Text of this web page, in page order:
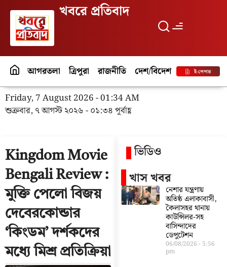
খবরে প্রতিবাদ
আগরতলা ত্রিপুরা রাজনীতি দেশ/বিদেশ পর্যটনই-পেপার
Friday, 7 August 2026 - 01:34 AM
শুক্রবার, ৭ আগস্ট ২০২৬ - ০১:৩৪ পূর্বাহ্ণ
Kingdom Movie
Bengali Review :
মুক্তি পেলো বিজয়
দেবেরকোন্ডার
‘কিংডম’ দর্শকদের
মধ্যে মিশ্র প্রতিক্রিয়া
ভিডিও
খাস খবর
নেশার যন্ত্রণায়
অতিষ্ঠ এলাকাবাসী,
কৈলাসহর থানায়
কাউন্সিলর-সহ
বাসিন্দাদের
ডেপুটেশন
06/08/2026 5:56
pm